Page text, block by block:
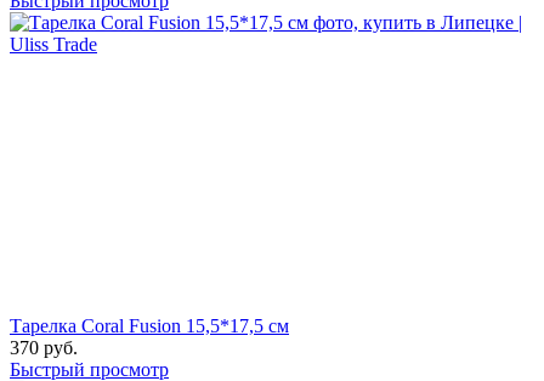
Тарелка Coral Fusion 15,5*17,5 см
370 руб.
Быстрый просмотр